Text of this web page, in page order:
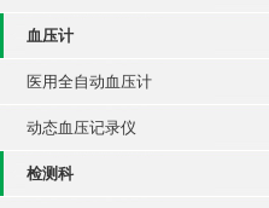
血压计
医用全自动血压计
动态血压记录仪
检测科